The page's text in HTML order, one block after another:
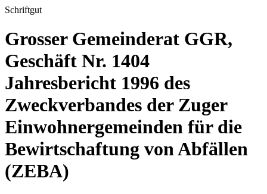
Schriftgut
Grosser Gemeinderat GGR,
Geschäft Nr. 1404
Jahresbericht 1996 des
Zweckverbandes der Zuger
Einwohnergemeinden für die
Bewirtschaftung von Abfällen
(ZEBA)